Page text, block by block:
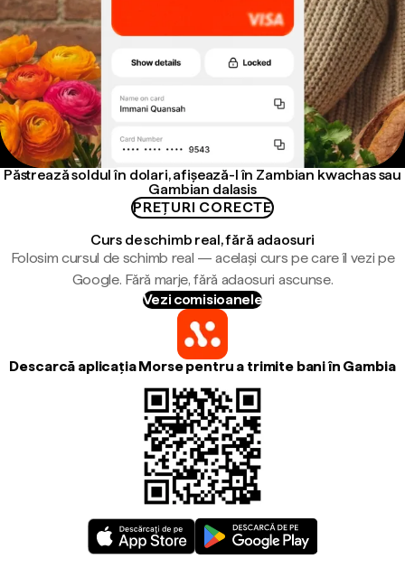
Păstrează soldul în dolari, afișează-l în Zambian kwachas sau
Gambian dalasis
PREȚURI CORECTE
Curs de schimb real, fără adaosuri
Folosim cursul de schimb real — același curs pe care îl vezi pe
Google. Fără marje, fără adaosuri ascunse.
Vezi comisioanele
Descarcă aplicația Morse pentru a trimite bani în Gambia